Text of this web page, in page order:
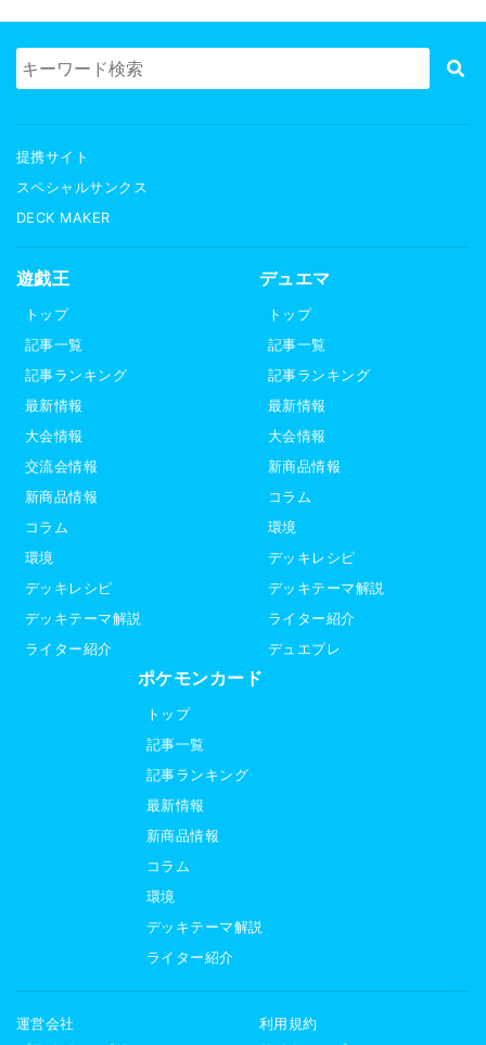
提携サイト
スペシャルサンクス
DECK MAKER
遊戯王
トップ
記事一覧
記事ランキング
最新情報
大会情報
交流会情報
新商品情報
コラム
環境
デッキレシピ
デッキテーマ解説
ライター紹介
デュエマ
トップ
記事一覧
記事ランキング
最新情報
大会情報
新商品情報
コラム
環境
デッキレシピ
デッキテーマ解説
ライター紹介
デュエプレ
ポケモンカード
トップ
記事一覧
記事ランキング
最新情報
新商品情報
コラム
環境
デッキテーマ解説
ライター紹介
運営会社
利用規約